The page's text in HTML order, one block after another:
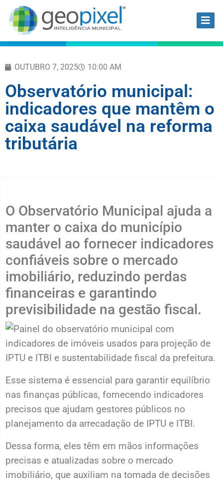
OUTUBRO 7, 2025 10:00 AM
Observatório municipal:
indicadores que mantêm o
caixa saudável na reforma
tributária
O Observatório Municipal ajuda a
manter o caixa do município
saudável ao fornecer indicadores
confiáveis sobre o mercado
imobiliário, reduzindo perdas
financeiras e garantindo
previsibilidade na gestão fiscal.
Esse sistema é essencial para garantir equilíbrio
nas finanças públicas, fornecendo indicadores
precisos que ajudam gestores públicos no
planejamento da arrecadação de IPTU e ITBI.
Dessa forma, eles têm em mãos informações
precisas e atualizadas sobre o mercado
imobiliário, que auxiliam na tomada de decisões